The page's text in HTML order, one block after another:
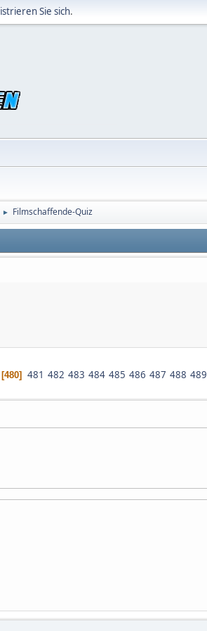
Sie sich.
► Filmschaffende-Quiz
480 481 482 483 484 485 486 487 488 489